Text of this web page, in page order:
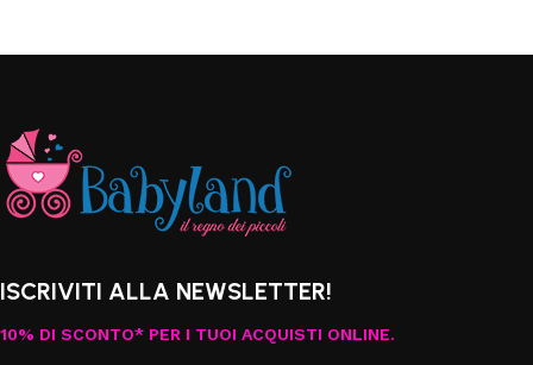
ISCRIVITI ALLA NEWSLETTER!
10% DI SCONTO* PER I TUOI ACQUISTI ONLINE.